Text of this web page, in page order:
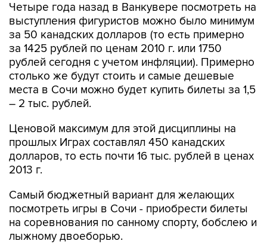
Четыре года назад в Ванкувере посмотреть на
выступления фигуристов можно было минимум
за 50 канадских долларов (то есть примерно
за 1425 рублей по ценам 2010 г. или 1750
рублей сегодня с учетом инфляции). Примерно
столько же будут стоить и самые дешевые
места в Сочи можно будет купить билеты за 1,5
– 2 тыс. рублей.
Ценовой максимум для этой дисциплины на
прошлых Играх составлял 450 канадских
долларов, то есть почти 16 тыс. рублей в ценах
2013 г.
Самый бюджетный вариант для желающих
посмотреть игры в Сочи - приобрести билеты
на соревнования по санному спорту, бобслею и
лыжному двоеборью.